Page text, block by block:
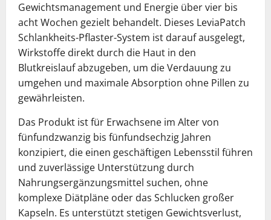
Gewichtsmanagement und Energie über vier bis
acht Wochen gezielt behandelt. Dieses LeviaPatch
Schlankheits-Pflaster-System ist darauf ausgelegt,
Wirkstoffe direkt durch die Haut in den
Blutkreislauf abzugeben, um die Verdauung zu
umgehen und maximale Absorption ohne Pillen zu
gewährleisten.
Das Produkt ist für Erwachsene im Alter von
fünfundzwanzig bis fünfundsechzig Jahren
konzipiert, die einen geschäftigen Lebensstil führen
und zuverlässige Unterstützung durch
Nahrungsergänzungsmittel suchen, ohne
komplexe Diätpläne oder das Schlucken großer
Kapseln. Es unterstützt stetigen Gewichtsverlust,